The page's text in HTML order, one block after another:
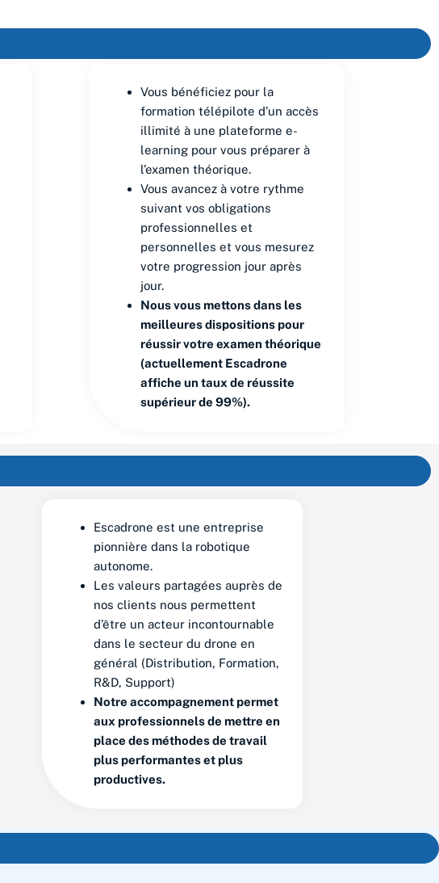
Vous bénéficiez pour la
formation télépilote d’un accès
illimité à une plateforme e-
learning pour vous préparer à
l’examen théorique.
Vous avancez à votre rythme
suivant vos obligations
professionnelles et
personnelles et vous mesurez
votre progression jour après
jour.
Nous vous mettons dans les
meilleures dispositions pour
réussir votre examen théorique
(actuellement Escadrone
affiche un taux de réussite
supérieur de 99%).
Escadrone est une entreprise
pionnière dans la robotique
autonome.
Les valeurs partagées auprès de
nos clients nous permettent
d’être un acteur incontournable
dans le secteur du drone en
général (Distribution, Formation,
R&D, Support)
Notre accompagnement permet
aux professionnels de mettre en
place des méthodes de travail
plus performantes et plus
productives.